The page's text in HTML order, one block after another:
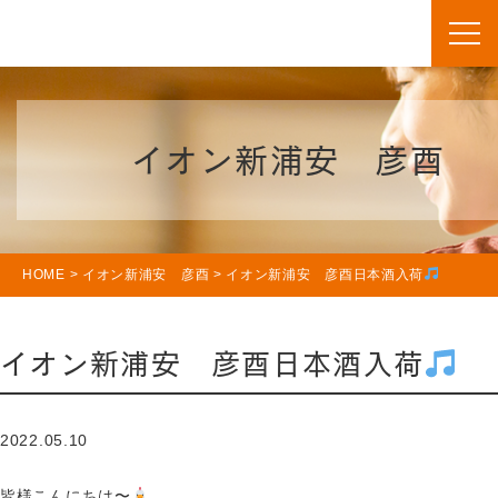
イオン新浦安 彦酉
HOME > イオン新浦安 彦酉 > イオン新浦安 彦酉日本酒入荷
イオン新浦安 彦酉日本酒入荷
2022.05.10